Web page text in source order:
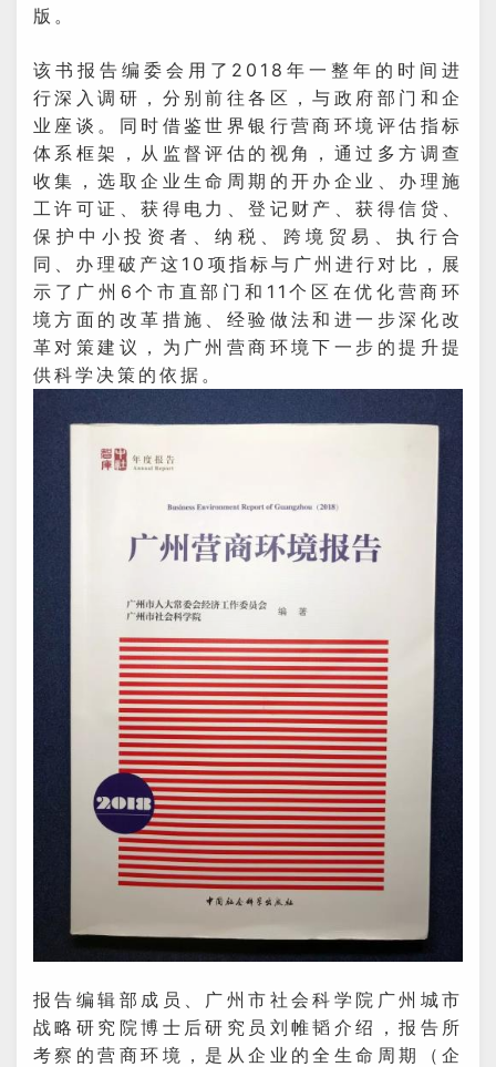
版。
该书报告编委会用了2018年一整年的时间进
行深入调研，分别前往各区，与政府部门和企
业座谈。同时借鉴世界银行营商环境评估指标
体系框架，从监督评估的视角，通过多方调查
收集，选取企业生命周期的开办企业、办理施
工许可证、获得电力、登记财产、获得信贷、
保护中小投资者、纳税、跨境贸易、执行合
同、办理破产这10项指标与广州进行对比，展
示了广州6个市直部门和11个区在优化营商环
境方面的改革措施、经验做法和进一步深化改
革对策建议，为广州营商环境下一步的提升提
供科学决策的依据。
报告编辑部成员、广州市社会科学院广州城市
战略研究院博士后研究员刘帷韬介绍，报告所
考察的营商环境，是从企业的全生命周期（企